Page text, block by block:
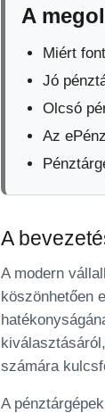
A
Miért
Jó
Olcsó
Az
A
A modern
köszönhetően
számára
A